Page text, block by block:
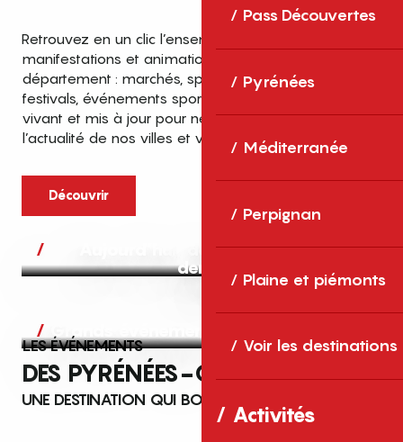
Pass Découvertes
Pyrénées
Méditerranée
Perpignan
Plaine et piémonts
Voir les destinations
Activités
Retrouvez en un clic l’ensemble des fêtes,
manifestations et animations recensées dans le
département : marchés, spectacles, expositions,
festivals, événements sportifs et culturels… un agenda
vivant et mis à jour pour ne rien manquer de
l’actualité de nos villes et villages.
Découvrir
Aujourd’hui, demain et après-
demain
Grands événements
LES ÉVÉNEMENTS
DES PYRÉNÉES-ORIENTALES
UNE DESTINATION QUI BOUGE TOUTE L’ANNÉE